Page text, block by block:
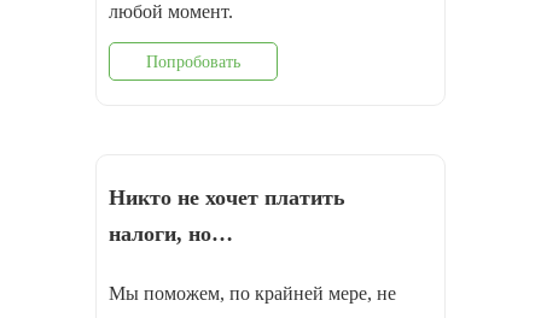
любой момент.
Попробовать
Никто не хочет платить
налоги, но…
Мы поможем, по крайней мере, не